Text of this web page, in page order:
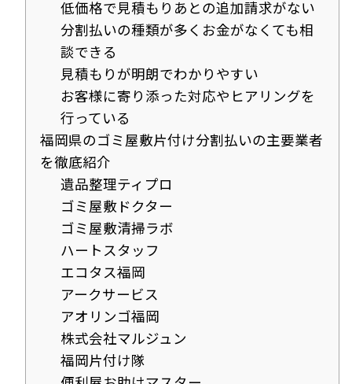
低価格で見積もりあとの追加請求がない
分割払いの種類が多くお金がなくても相
談できる
見積もりが明朗でわかりやすい
お客様に寄り添った対応やヒアリングを
行っている
福岡県のゴミ屋敷片付け分割払いの主要業者
を徹底紹介
遺品整理ティプロ
ゴミ屋敷ドクター
ゴミ屋敷清掃ラボ
ハートスタッフ
エコタス福岡
アークサービス
アオリンゴ福岡
株式会社マルジュン
福岡片付け隊